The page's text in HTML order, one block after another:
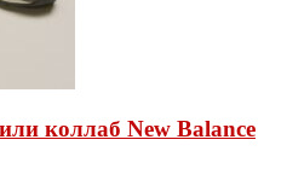
коллаб New Balance